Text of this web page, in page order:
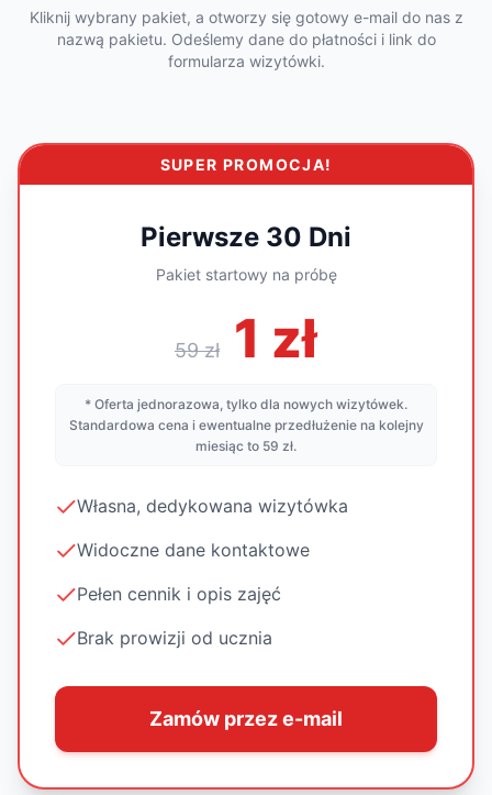
Kliknij wybrany pakiet, a otworzy się gotowy e-mail do nas z
nazwą pakietu. Odeślemy dane do płatności i link do
formularza wizytówki.
SUPER PROMOCJA!
Pierwsze 30 Dni
Pakiet startowy na próbę
59 zł 1 zł
* Oferta jednorazowa, tylko dla nowych wizytówek.
Standardowa cena i ewentualne przedłużenie na kolejny
miesiąc to 59 zł.
Własna, dedykowana wizytówka
Widoczne dane kontaktowe
Pełen cennik i opis zajęć
Brak prowizji od ucznia
Zamów przez e-mail